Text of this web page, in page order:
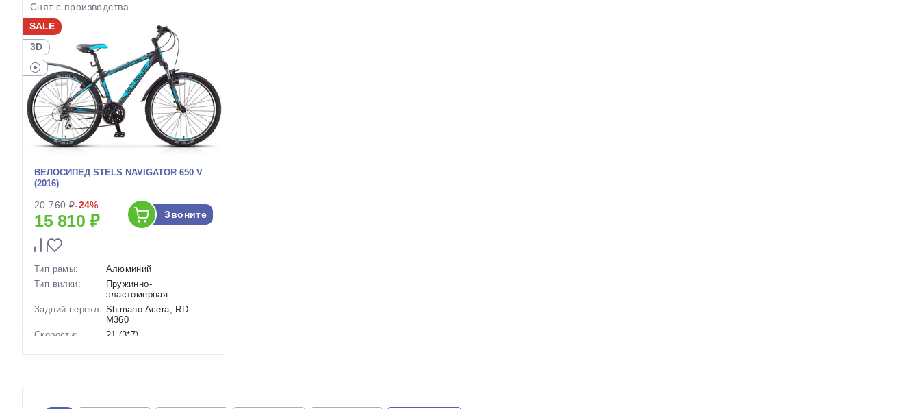
Снят с производства
SALE
3D
ВЕЛОСИПЕД STELS NAVIGATOR 650 V
(2016)
20 760 ₽-24%
15 810 ₽ Звоните
Тип рамы:
Алюминий
Тип вилки:
Пружинно-
эластомерная
Задний перекл: Shimano Acera, RD-
M360
Скорости:
21 (3*7)
Артикул: 1114299